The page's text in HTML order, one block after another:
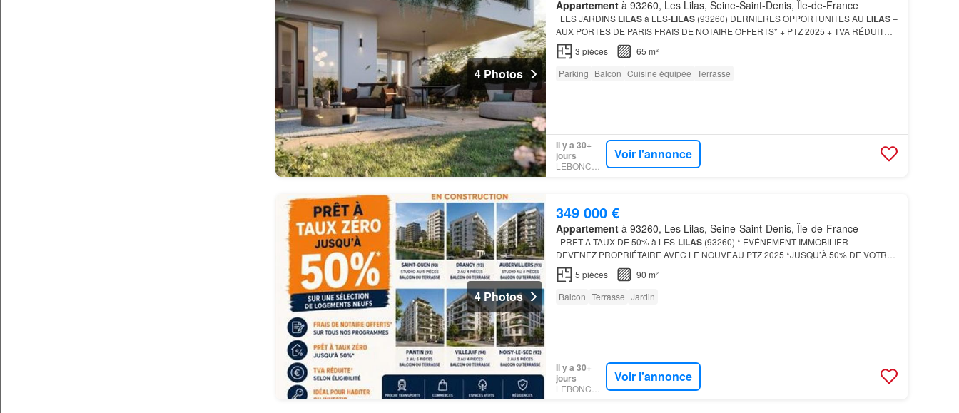
4 Photos
Appartementà 93260, Les Lilas, Seine-Saint-Denis, Île-de-France
| LES JARDINS LILASà LES-LILAS(93260) DERNIERES OPPORTUNITES AU LILAS–
AUX PORTES DE PARIS FRAIS DE NOTAIRE OFFERTS* + PTZ 2025 + TVA RÉDUITE *
Contactez Du studio au 4 pièces, découvrez des
3 pièces
65 m²
Parking Balcon Cuisine équipée Terrasse
Il y a 30+
jours
Voir l'annonce
4 Photos
349 000 €
Appartementà 93260, Les Lilas, Seine-Saint-Denis, Île-de-France
| PRET A TAUX DE 50% à LES-LILAS(93260) * ÉVÉNEMENT IMMOBILIER –
DEVENEZ PROPRIÉTAIRE AVEC LE NOUVEAU PTZ 2025 *JUSQU’À 50% DE VOTRE
APPARTEMENTFINANCÉ disponibles sur différents programmes: - Pantin -
Aubervilliers - Saint…
5 pièces
90 m²
Balcon Terrasse Jardin
Il y a 30+
jours
Voir l'annonce